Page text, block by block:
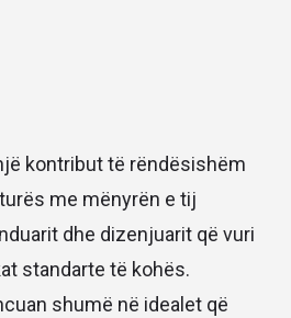
kontribut të rëndësishëm
me mënyrën e tij
dhe dizenjuarit që vuri
standarte të kohës.
shumë në idealet që